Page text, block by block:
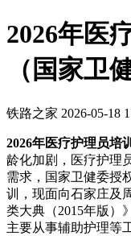
2026年医
（国家卫
铁路之家 2026-05-18
2026年医疗护理员培
龄化加剧，医疗护理
需求，国家卫健委授
训，现面向石家庄及
类大典（2015年版）
主要从事辅助护理等